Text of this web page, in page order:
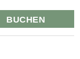
BUCHEN